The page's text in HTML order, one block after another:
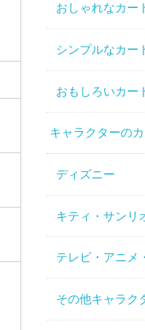
おしゃれなカー
シンプルなカー
おもしろいカー
キャラクターの
ディズニー
キティ・サンリ
テレビ・アニメ
その他キャラク